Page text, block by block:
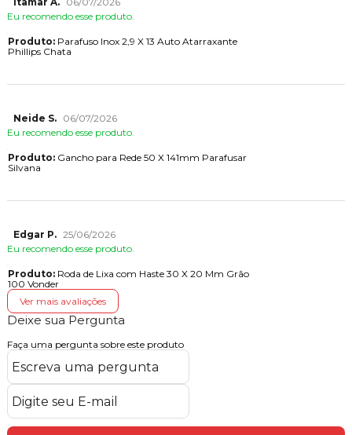
Eu recomendo esse produto.
Produto:Parafuso Inox 2,9 X 13 Auto Atarraxante
Phillips Chata
Neide S.
06/07/2026
Eu recomendo esse produto.
Produto:Gancho para Rede 50 X 141mm Parafusar
Silvana
Edgar P. 25/06/2026
Eu recomendo esse produto.
Produto:Roda de Lixa com Haste 30 X 20 Mm Grão
100 Vonder
Ver mais avaliações
Deixe sua Pergunta
Faça uma pergunta sobre este produto